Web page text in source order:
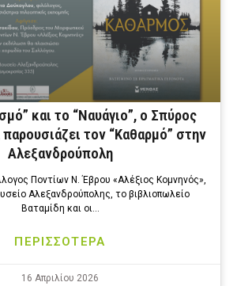
και το “Ναυάγιο”, ο Σπύρος
τον “Καθαρμό” στην
Αλεξανδρούπολη
Ποντίων Ν. Έβρου «Αλέξιος Κομνηνός»,
Αλεξανδρούπολης, το βιβλιοπωλείο
Βαταμίδη και οι…
ΠΕΡΙΣΣΟΤΕΡΑ
16 Απριλίου 2026